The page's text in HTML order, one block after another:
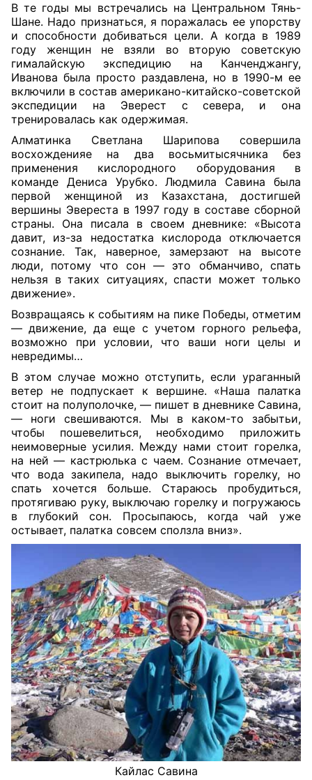
В те годы мы встречались на Центральном Тянь-
Шане. Надо признаться, я поражалась ее упорству
и способности добиваться цели. А когда в 1989
году женщин не взяли во вторую советскую
гималайскую экспедицию на Канченджангу,
Иванова была просто раздавлена, но в 1990-м ее
включили в состав американо-китайско-советской
экспедиции на Эверест с севера, и она
тренировалась как одержимая.
Алматинка Светлана Шарипова совершила
восхожденияе на два восьмитысячника без
применения кислородного оборудования в
команде Дениса Урубко. Людмила Савина была
первой женщиной из Казахстана, достигшей
вершины Эвереста в 1997 году в составе сборной
страны. Она писала в своем дневнике: «Высота
давит, из-за недостатка кислорода отключается
сознание. Так, наверное, замерзают на высоте
люди, потому что сон — это обманчиво, спать
нельзя в таких ситуациях, спасти может только
движение».
Возвращаясь к событиям на пике Победы, отметим
— движение, да еще с учетом горного рельефа,
возможно при условии, что ваши ноги целы и
невредимы…
В этом случае можно отступить, если ураганный
ветер не подпускает к вершине. «Наша палатка
стоит на полуполочке, — пишет в дневнике Савина,
— ноги свешиваются. Мы в каком-то забытьи,
чтобы пошевелиться, необходимо приложить
неимоверные усилия. Между нами стоит горелка,
на ней — кастрюлька с чаем. Сознание отмечает,
что вода закипела, надо выключить горелку, но
спать хочется больше. Стараюсь пробудиться,
протягиваю руку, выключаю горелку и погружаюсь
в глубокий сон. Просыпаюсь, когда чай уже
остывает, палатка совсем сползла вниз».
Кайлас Савина